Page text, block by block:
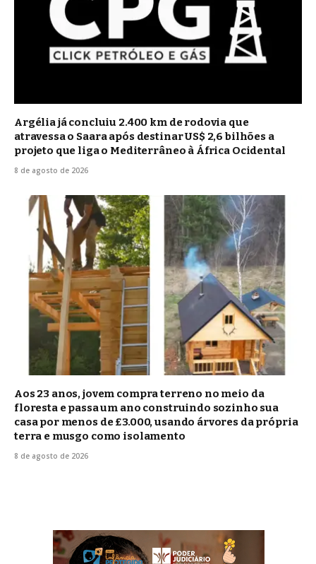
Argélia já concluiu 2.400 km de rodovia que
atravessa o Saara após destinar US$ 2,6 bilhões a
projeto que liga o Mediterrâneo à África Ocidental
8 de agosto de 2026
Aos 23 anos, jovem compra terreno no meio da
floresta e passa um ano construindo sozinho sua
casa por menos de £3.000, usando árvores da própria
terra e musgo como isolamento
8 de agosto de 2026